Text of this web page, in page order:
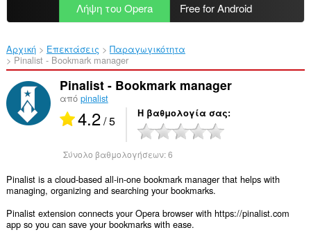
Λήψη του Opera Free for Android
Αρχική Επεκτάσεις
Παραγωγικότητα
Pinalist - Bookmark manager‎
Pinalist - Bookmark manager
από pinalist
4.2/ 5 Η βαθμολογία σας
Σύνολο βαθμολογήσεων:6
Pinalist is a cloud-based all-in-one bookmark manager that helps with
managing, organizing and searching your bookmarks.
Pinalist extension connects your Opera browser with https://pinalist.com
app so you can save your bookmarks with ease.